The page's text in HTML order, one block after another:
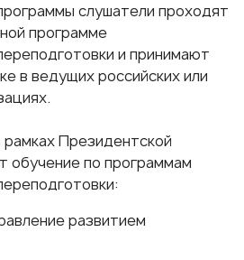
слушатели проходят
программе
и принимают
в ведущих российских или
Президентской
обучение по программам
развитием